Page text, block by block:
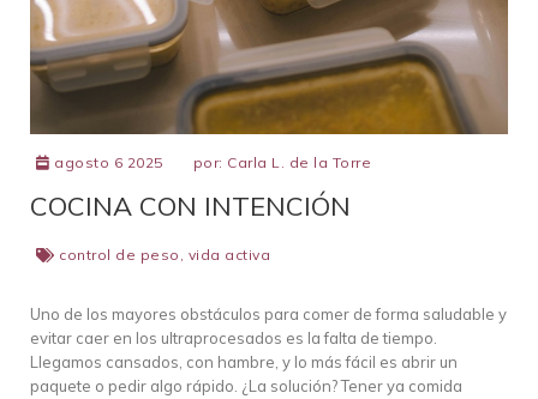
agosto 6 2025 por: Carla L. de la Torre
COCINA CON INTENCIÓN
control de peso , vida activa
Uno de los mayores obstáculos para comer de forma saludable y
evitar caer en los ultraprocesados es la falta de tiempo.
Llegamos cansados, con hambre, y lo más fácil es abrir un
paquete o pedir algo rápido. ¿La solución? Tener ya comida